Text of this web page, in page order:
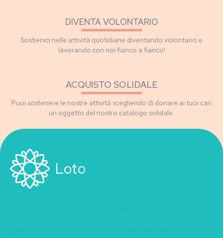
DIVENTA VOLONTARIO
Sostienici nelle attività quotidiane diventando volontario e
lavorando con noi fianco a fianco!
ACQUISTO SOLIDALE
Puoi sostenere le nostre attività scegliendo di donare ai tuoi cari
un oggetto del nostro catalogo solidale.
Loto